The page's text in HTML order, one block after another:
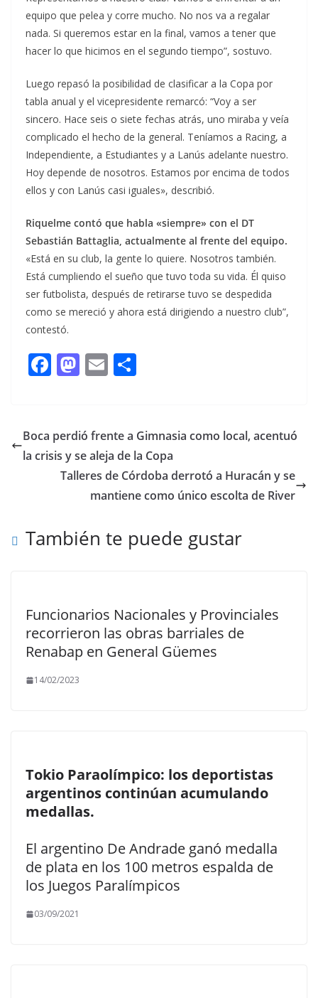
equipo que pelea y corre mucho. No nos va a regalar
nada. Si queremos estar en la final, vamos a tener que
hacer lo que hicimos en el segundo tiempo”, sostuvo.
Luego repasó la posibilidad de clasificar a la Copa por
tabla anual y el vicepresidente remarcó: “Voy a ser
sincero. Hace seis o siete fechas atrás, uno miraba y veía
complicado el hecho de la general. Teníamos a Racing, a
Independiente, a Estudiantes y a Lanús adelante nuestro.
Hoy depende de nosotros. Estamos por encima de todos
ellos y con Lanús casi iguales», describió.
Riquelme contó que habla «siempre» con el DT
Sebastián Battaglia, actualmente al frente del equipo.
«Está en su club, la gente lo quiere. Nosotros también.
Está cumpliendo el sueño que tuvo toda su vida. Él quiso
ser futbolista, después de retirarse tuvo se despedida
como se mereció y ahora está dirigiendo a nuestro club”,
contestó.
F
b
o
o
M
d
o
n
E
l p
ar
ti
r
Boca perdió frente a Gimnasia como local, acentuó
la crisis y se aleja de la Copa
Talleres de Córdoba derrotó a Huracán y se
mantiene como único escolta de River
También te puede gustar
Funcionarios Nacionales y Provinciales
recorrieron las obras barriales de
Renabap en General Güemes
14/02/2023
Tokio Paraolímpico: los deportistas
argentinos continúan acumulando
medallas.
El argentino De Andrade ganó medalla
de plata en los 100 metros espalda de
los Juegos Paralímpicos
03/09/2021